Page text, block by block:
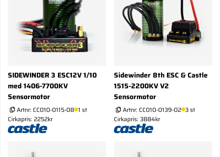
SIDEWINDER 3 ESC12V 1/10
med 1406-7700KV
Sensormotor
Artnr: CC010-0115-08 1 st
Cirkapris: 2252kr
Sidewinder 8th ESC & Castle
1515-2200KV V2
Sensormotor
Artnr: CC010-0139-02 3 st
Cirkapris: 3884kr